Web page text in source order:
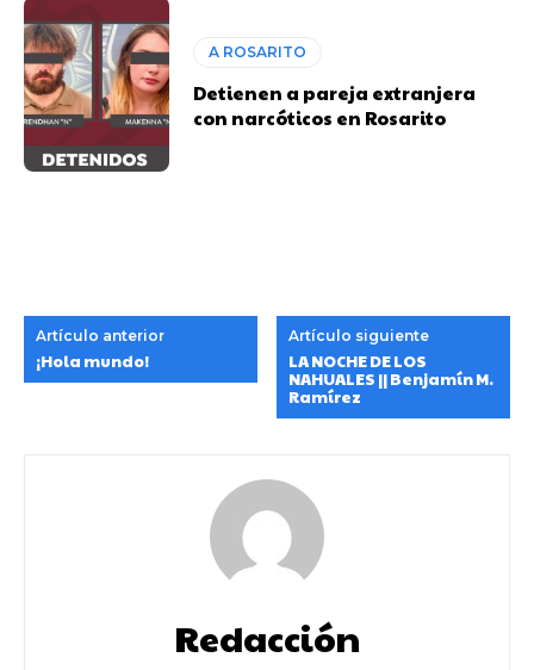
A ROSARITO
Detienen a pareja extranjera
con narcóticos en Rosarito
Artículo anterior
¡Hola mundo!
Artículo siguiente
LA NOCHE DE LOS
NAHUALES || Benjamín M.
Ramírez
Redacción